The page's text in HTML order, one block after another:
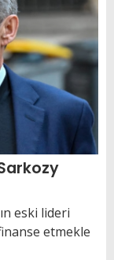
eski lideri
etmekle